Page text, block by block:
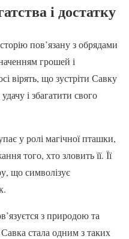
і достатку
пов’язану з обрядами
грошей і
вірять, що зустріти Савку
і збагатити свого
у ролі магічної пташки,
того, хто зловить її. Її
що символізує
з природою та
стала одним з таких